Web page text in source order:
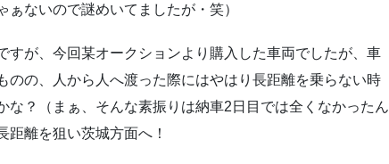
ないので謎めいてましたが・笑）
すが、今回某オークションより購入した車両でしたが、車
のの、人から人へ渡った際にはやはり長距離を乗らない時
な？（まぁ、そんな素振りは納車2日目では全くなかったん
距離を狙い茨城方面へ！